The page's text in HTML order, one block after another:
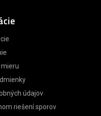
údajov
riešení sporov